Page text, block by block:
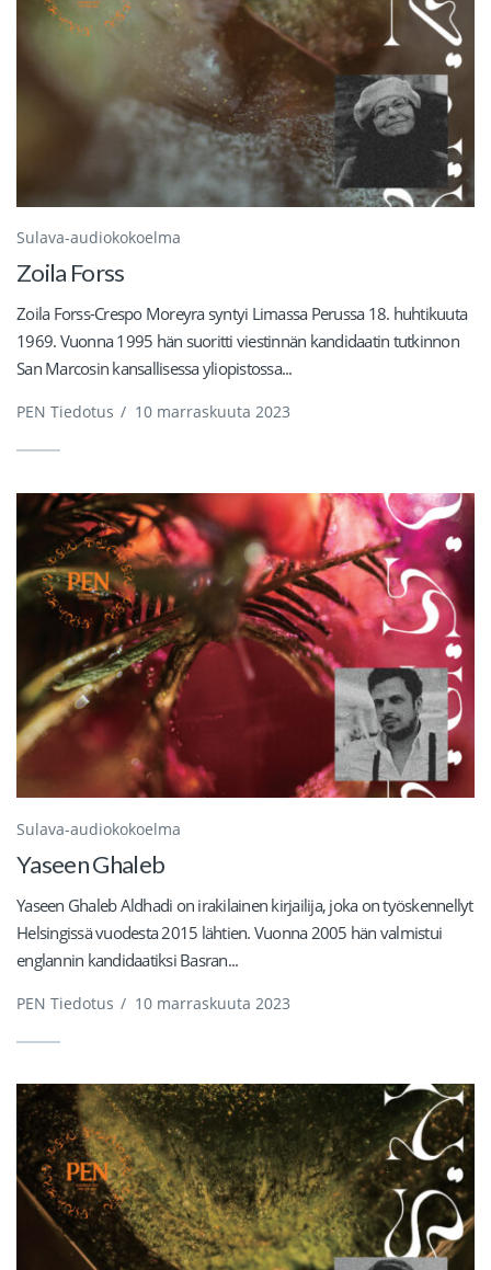
Sulava-audiokokoelma
Zoila Forss
Zoila Forss-Crespo Moreyra syntyi Limassa Perussa 18. huhtikuuta
1969. Vuonna 1995 hän suoritti viestinnän kandidaatin tutkinnon
San Marcosin kansallisessa yliopistossa...
PEN Tiedotus / 10 marraskuuta 2023
Sulava-audiokokoelma
Yaseen Ghaleb
Yaseen Ghaleb Aldhadi on irakilainen kirjailija, joka on työskennellyt
Helsingissä vuodesta 2015 lähtien. Vuonna 2005 hän valmistui
englannin kandidaatiksi Basran...
PEN Tiedotus / 10 marraskuuta 2023